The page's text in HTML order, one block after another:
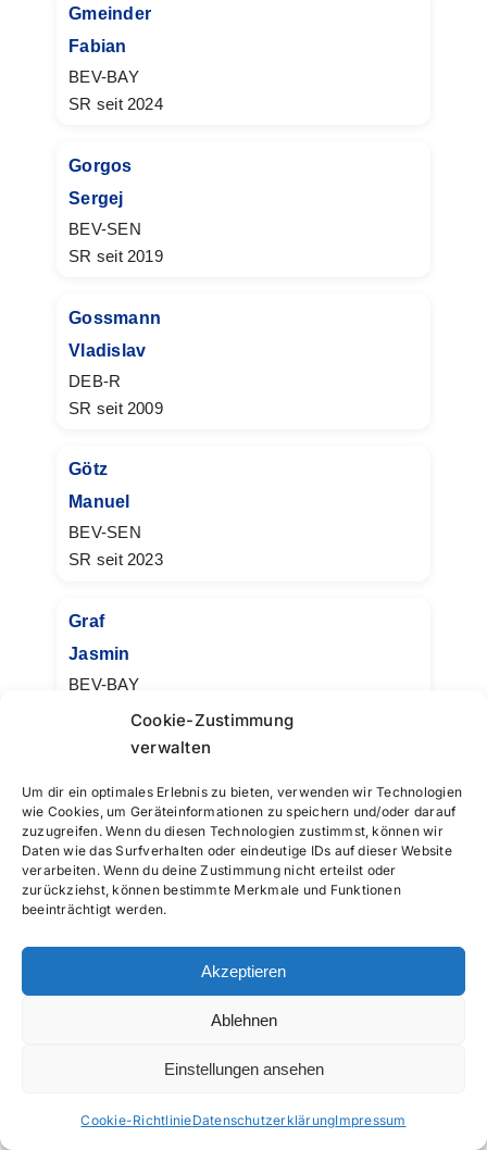
Cookie-Zustimmung
verwalten
Um dir ein optimales Erlebnis zu bieten, verwenden wir Technologien
wie Cookies, um Geräteinformationen zu speichern und/oder darauf
zuzugreifen. Wenn du diesen Technologien zustimmst, können wir
Daten wie das Surfverhalten oder eindeutige IDs auf dieser Website
verarbeiten. Wenn du deine Zustimmung nicht erteilst oder
zurückziehst, können bestimmte Merkmale und Funktionen
beeinträchtigt werden.
Akzeptieren
Ablehnen
Einstellungen ansehen
Cookie-RichtlinieDatenschutzerklärungImpressum
Gmeinder
Fabian
BEV-BAY
SR seit 2024
Gorgos
Sergej
BEV-SEN
SR seit 2019
Gossmann
Vladislav
DEB-R
SR seit 2009
Götz
Manuel
BEV-SEN
SR seit 2023
Graf
Jasmin
BEV-BAY
SR seit 2020
Simon
DEB-LP
SR seit 2018